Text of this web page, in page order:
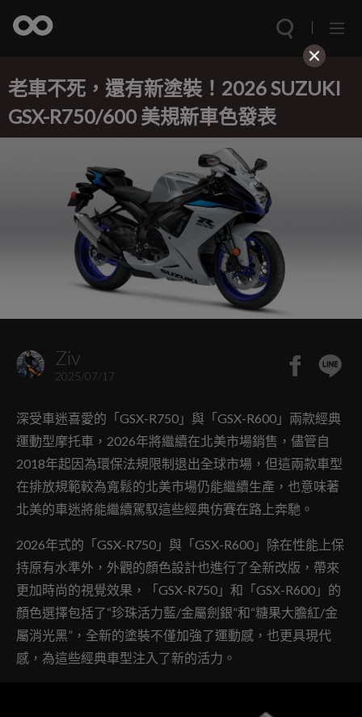
老車不死，還有新塗裝！2026 SUZUKI
GSX-R750/600 美規新車色發表
Ziv
2025/07/17
深受車迷喜愛的「GSX-R750」與「GSX-R600」兩款經典
運動型摩托車，2026年將繼續在北美市場銷售，儘管自
2018年起因為環保法規限制退出全球市場，但這兩款車型
在排放規範較為寬鬆的北美市場仍能繼續生產，也意味著
北美的車迷將能繼續駕馭這些經典仿賽在路上奔馳。
2026年式的「GSX-R750」與「GSX-R600」除在性能上保
持原有水準外，外觀的顏色設計也進行了全新改版，帶來
更加時尚的視覺效果，「GSX-R750」和「GSX-R600」的
顏色選擇包括了“珍珠活力藍/金屬劍銀”和“糖果大膽紅/金
屬消光黑”，全新的塗裝不僅加強了運動感，也更具現代
感，為這些經典車型注入了新的活力。